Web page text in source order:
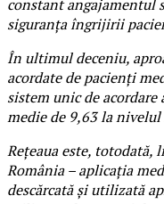
constant angajamentul
siguranța îngrijirii
În ultimul deceniu,
acordate de pacienți
sistem unic de
medie de 9,63 la nivelul
Rețeaua este,
România – aplicația
descărcată și utilizată